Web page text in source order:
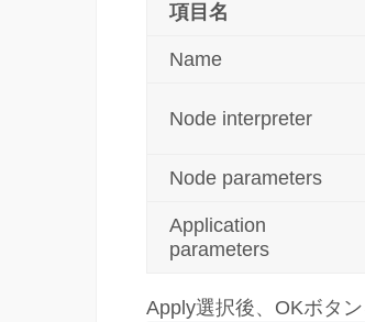
項目名
Name
Node interpreter
Node parameters
Application
parameters
Apply選択後、OKボタ